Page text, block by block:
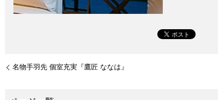
名物手羽先 個室充実『鷹匠 ななは』